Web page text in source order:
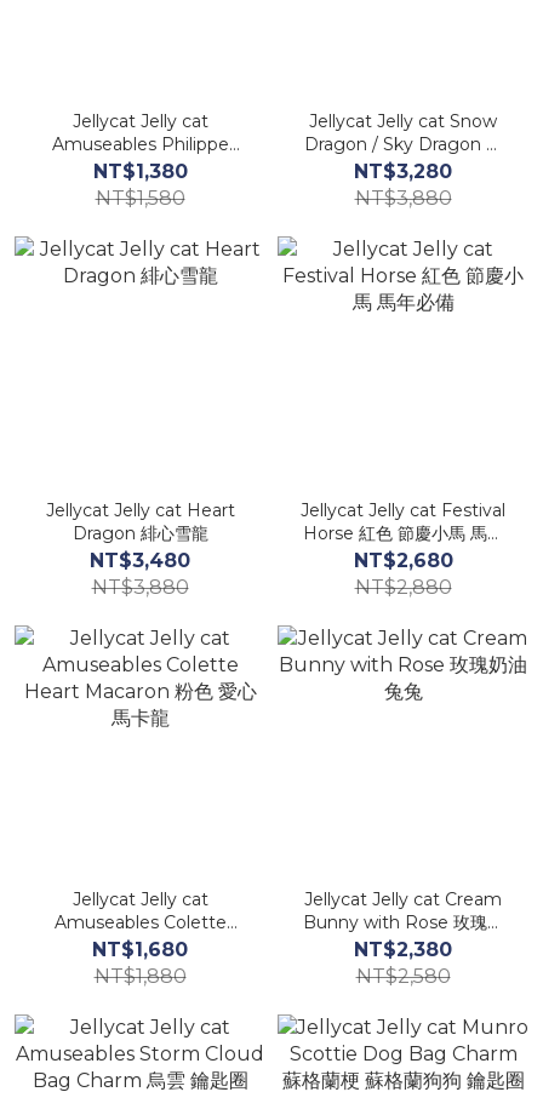
Jellycat Jelly cat
Amuseables Philippe
Palmier 趣味蝴蝶酥 蝴蝶餅
乾
NT$1,380
NT$1,580
Jellycat Jelly cat Snow
Dragon / Sky Dragon 雪
龍 / 天空龍
NT$3,280
NT$3,880
Jellycat Jelly cat Heart
Dragon 緋心雪龍
NT$3,480
NT$3,880
Jellycat Jelly cat Festival
Horse 紅色 節慶小馬 馬年
必備
NT$2,680
NT$2,880
Jellycat Jelly cat
Amuseables Colette
Heart Macaron 粉色 愛心
馬卡龍
NT$1,680
NT$1,880
Jellycat Jelly cat Cream
Bunny with Rose 玫瑰奶
油兔兔
NT$2,380
NT$2,580